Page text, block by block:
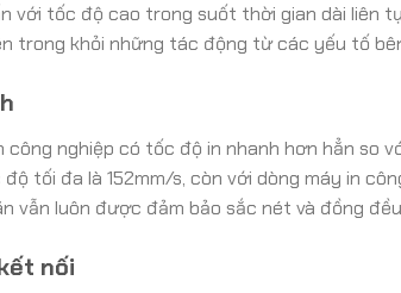
với tốc độ cao trong suốt thời gian dài liên
trong khỏi những tác động từ các yếu tố
công nghiệp có tốc độ in nhanh hơn hẳn so
tối đa là 152mm/s, còn với dòng máy in
vẫn luôn được đảm bảo sắc nét và đồng
nối